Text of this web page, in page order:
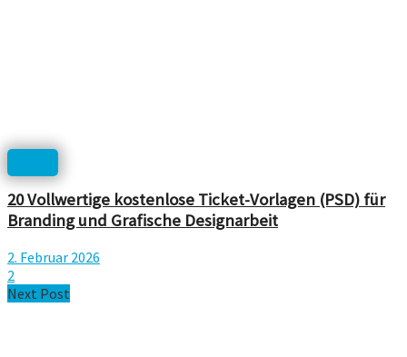
20 Vollwertige kostenlose Ticket-Vorlagen (PSD) für
Branding und Grafische Designarbeit
2. Februar 2026
2
Next Post